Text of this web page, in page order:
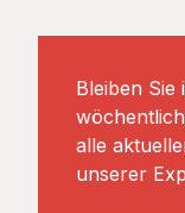
Bleiben
alle
unserer